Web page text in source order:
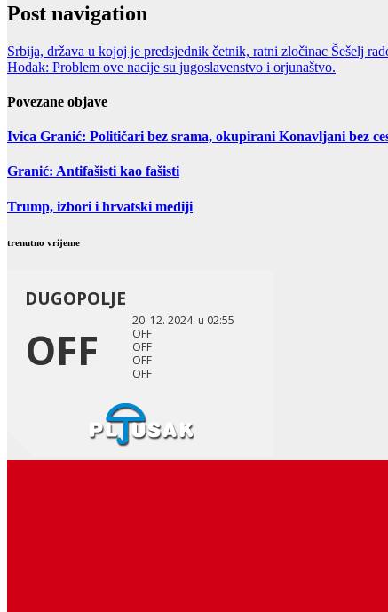
Post navigation
Srbija, država u kojoj je predsjednik četnik, ratni zločinac Šešelj
Hodak: Problem ove nacije su jugoslavenstvo i orjunaštvo.
Povezane objave
Ivica Granić: Političari bez srama, okupirani Konavljani bez
Granić: Antifašisti kao fašisti
Trump, izbori i hrvatski mediji
trenutno vrijeme